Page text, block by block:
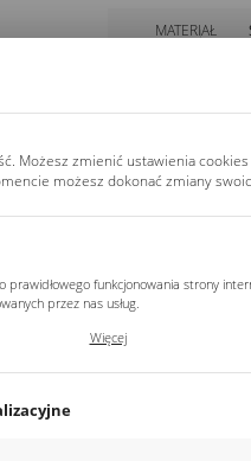
MATERIAŁ
GŁĘBOKOŚĆ
POZOSTAŁE
Z kategorii
Możesz zmienić ustawienia
możesz dokonać zmiany
prawidłowego funkcjonowania strony
przez nas usług.
logowania czy wypełniania
Więcej